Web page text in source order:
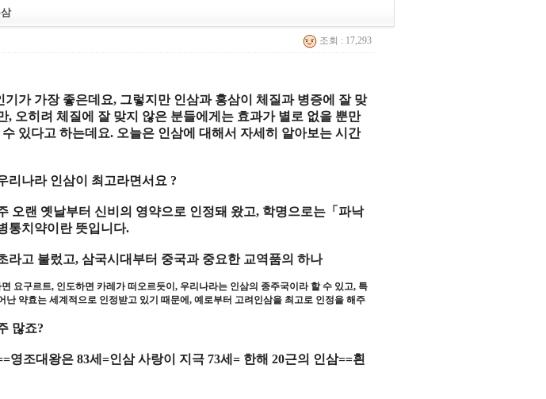
조회 : 17,293
기가 가장 좋은데요, 그렇지만 인삼과 홍삼이 체질과 병증에 잘 맞
, 오히려 체질에 잘 맞지 않은 분들에게는 효과가 별로 없을 뿐만
있다고 하는데요. 오늘은 인삼에 대해서 자세히 알아보는 시간
리나라 인삼이 최고라면서요 ?
오랜 옛날부터 신비 의 영약으로 인정돼 왔고, 학명으로는 「 파낙
통치약이란 뜻입니다.
라고 불렀고, 삼국시대 부터 중국과 중요한 교역품의 하나
요구르트, 인도하면 카레 가 떠오르듯이 , 우리나라는 인삼의 종주국이라 할 수 있고, 특
난 약효는 세계적으로 인정받고 있기 때문에 , 예 로부터 고려인삼을 최고로 인정을 해주
많죠?
영조대왕은 83세 =인삼 사랑이 지극 73세 = 한해 20근의 인삼==흰